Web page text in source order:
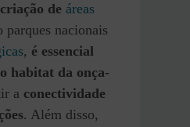
criação de áreas
parques nacionais
, é essencial
habitat da onça-
a conectividade
. Além disso,